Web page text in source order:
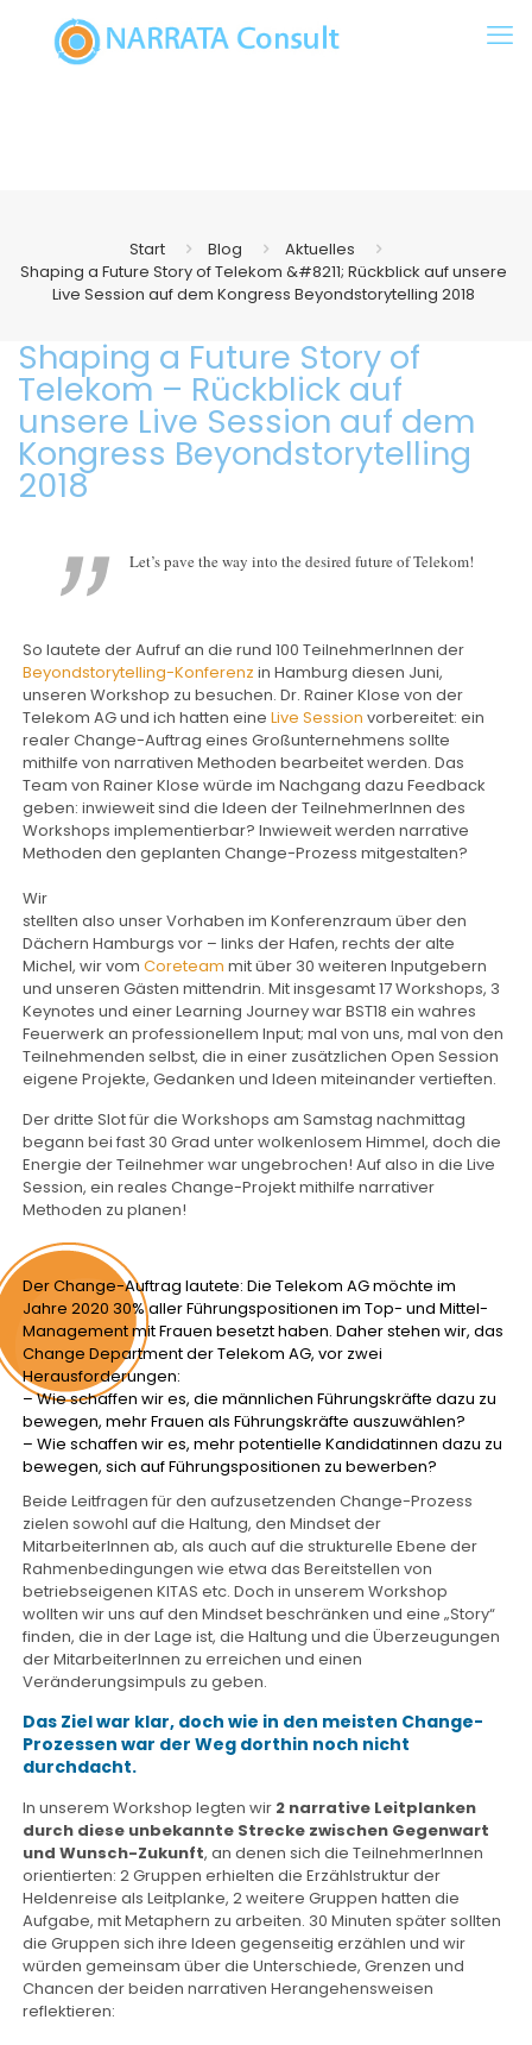
Start Blog
Aktuelles
Shaping a Future Story of Telekom &#8211; Rückblick auf unsere
Live Session auf dem Kongress Beyondstorytelling 2018
Shaping a Future Story of
Telekom – Rückblick auf
unsere Live Session auf dem
Kongress Beyondstorytelling
2018
Let’s pave the way into the desired future of Telekom!
So lautete der Aufruf an die rund 100 TeilnehmerInnen der
Beyondstorytelling-Konferenz in Hamburg diesen Juni,
unseren Workshop zu besuchen. Dr. Rainer Klose von der
Telekom AG und ich hatten eineLive Session vorbereitet: ein
realer Change-Auftrag eines Großunternehmens sollte
mithilfe von narrativen Methoden bearbeitet werden. Das
Team von Rainer Klose würde im Nachgang dazu Feedback
geben: inwieweit sind die Ideen der TeilnehmerInnen des
Workshops implementierbar? Inwieweit werden narrative
Methoden den geplanten Change-Prozess mitgestalten?
Wir
stellten also unser Vorhaben im Konferenzraum über den
Dächern Hamburgs vor – links der Hafen, rechts der alte
Michel, wir vomCoreteam mit über 30 weiteren Inputgebern
und unseren Gästen mittendrin. Mit insgesamt 17 Workshops, 3
Keynotes und einer Learning Journey war BST18 ein wahres
Feuerwerk an professionellem Input; mal von uns, mal von den
Teilnehmenden selbst, die in einer zusätzlichen Open Session
eigene Projekte, Gedanken und Ideen miteinander vertieften.
Der dritte Slot für die Workshops am Samstag nachmittag
begann bei fast 30 Grad unter wolkenlosem Himmel, doch die
Energie der Teilnehmer war ungebrochen! Auf also in die Live
Session, ein reales Change-Projekt mithilfe narrativer
Methoden zu planen!
Der Change-Auftrag lautete: Die Telekom AG möchte im
Jahre 2020 30% aller Führungspositionen im Top- und Mittel-
Management mit Frauen besetzt haben. Daher stehen wir, das
Change Department der Telekom AG, vor zwei
Herausforderungen:
– Wie schaffen wir es, die männlichen Führungskräfte dazu zu
bewegen, mehr Frauen als Führungskräfte auszuwählen?
– Wie schaffen wir es, mehr potentielle Kandidatinnen dazu zu
bewegen, sich auf Führungspositionen zu bewerben?
Beide Leitfragen für den aufzusetzenden Change-Prozess
zielen sowohl auf die Haltung, den Mindset der
MitarbeiterInnen ab, als auch auf die strukturelle Ebene der
Rahmenbedingungen wie etwa das Bereitstellen von
betriebseigenen KITAS etc. Doch in unserem Workshop
wollten wir uns auf den Mindset beschränken und eine „Story“
finden, die in der Lage ist, die Haltung und die Überzeugungen
der MitarbeiterInnen zu erreichen und einen
Veränderungsimpuls zu geben.
Das Ziel war klar, doch wie in den meisten Change-
Prozessen war der Weg dorthin noch nicht
durchdacht.
In unserem Workshop legten wir 2 narrative Leitplanken
durch diese unbekannte Strecke zwischen Gegenwart
und Wunsch-Zukunft, an denen sich die TeilnehmerInnen
orientierten: 2 Gruppen erhielten die Erzählstruktur der
Heldenreise als Leitplanke, 2 weitere Gruppen hatten die
Aufgabe, mit Metaphern zu arbeiten. 30 Minuten später sollten
die Gruppen sich ihre Ideen gegenseitig erzählen und wir
würden gemeinsam über die Unterschiede, Grenzen und
Chancen der beiden narrativen Herangehensweisen
reflektieren: